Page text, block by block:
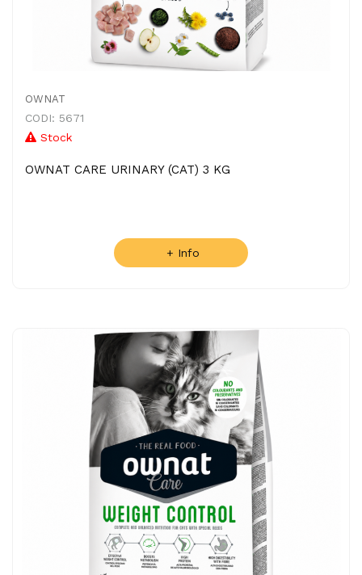
OWNAT
CODI: 5671
Stock
OWNAT CARE URINARY (CAT) 3 KG
+ Info